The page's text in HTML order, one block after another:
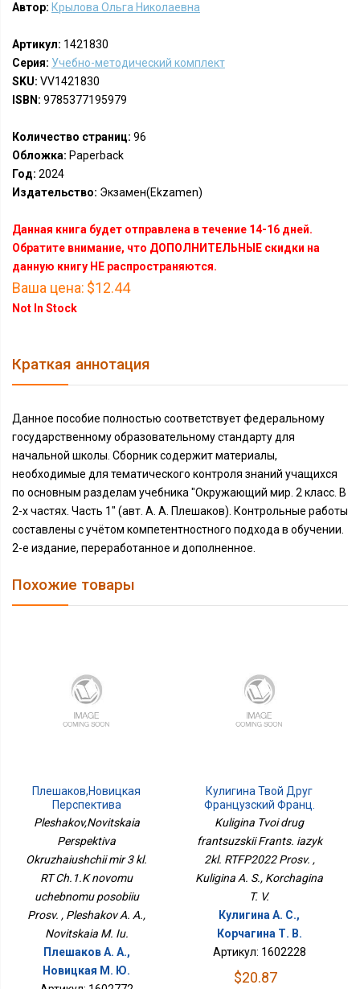
Автор: Крылова Ольга Николаевна
Артикул: 1421830
Серия: Учебно-методический комплект
SKU: VV1421830
ISBN: 9785377195979
Количество страниц: 96
Обложка: Paperback
Год: 2024
Издательство: Экзамен(Ekzamen)
Данная книга будет отправлена в течение 14-16 дней.
Обратите внимание, что ДОПОЛНИТЕЛЬНЫЕ скидки на
данную книгу НЕ распространяются.
Ваша цена: $12.44
Not In Stock
Краткая аннотация
Данное пособие полностью соответствует федеральному
государственному образовательному стандарту для
начальной школы. Сборник содержит материалы,
необходимые для тематического контроля знаний учащихся
по основным разделам учебника "Окружающий мир. 2 класс. В
2-х частях. Часть 1" (авт. А. А. Плешаков). Контрольные работы
составлены с учётом компетентностного подхода в обучении.
2-е издание, переработанное и дополненное.
Похожие товары
Плешаков,Новицкая
Перспектива
Окружающий Мир 3 Кл.
РТ Ч.1.К Новому
Учебному Пособию
Просв.
Pleshakov,Novitskaia
Perspektiva
Okruzhaiushchii mir 3 kl.
RT Ch.1.K novomu
uchebnomu posobiiu
Prosv. , Pleshakov A. A.,
Novitskaia M. Iu.
Плешаков А. А.,
Новицкая М. Ю.
Кулигина Твой Друг
Французский Франц.
Язык 2кл. РТФП2022
Kuligina Tvoi drug
frantsuzskii Frants. iazyk
2kl. RTFP2022 Prosv. ,
Kuligina A. S., Korchagina
T. V.
Кулигина А. С.,
Корчагина Т. В.
Артикул: 1602228
$20.87